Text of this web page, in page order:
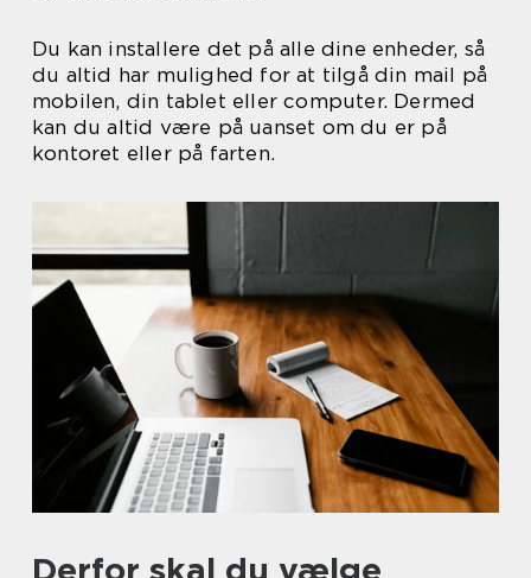
Du kan installere det på alle dine enheder, så
du altid har mulighed for at tilgå din mail på
mobilen, din tablet eller computer. Dermed
kan du altid være på uanset om du er på
kontoret eller på farten.